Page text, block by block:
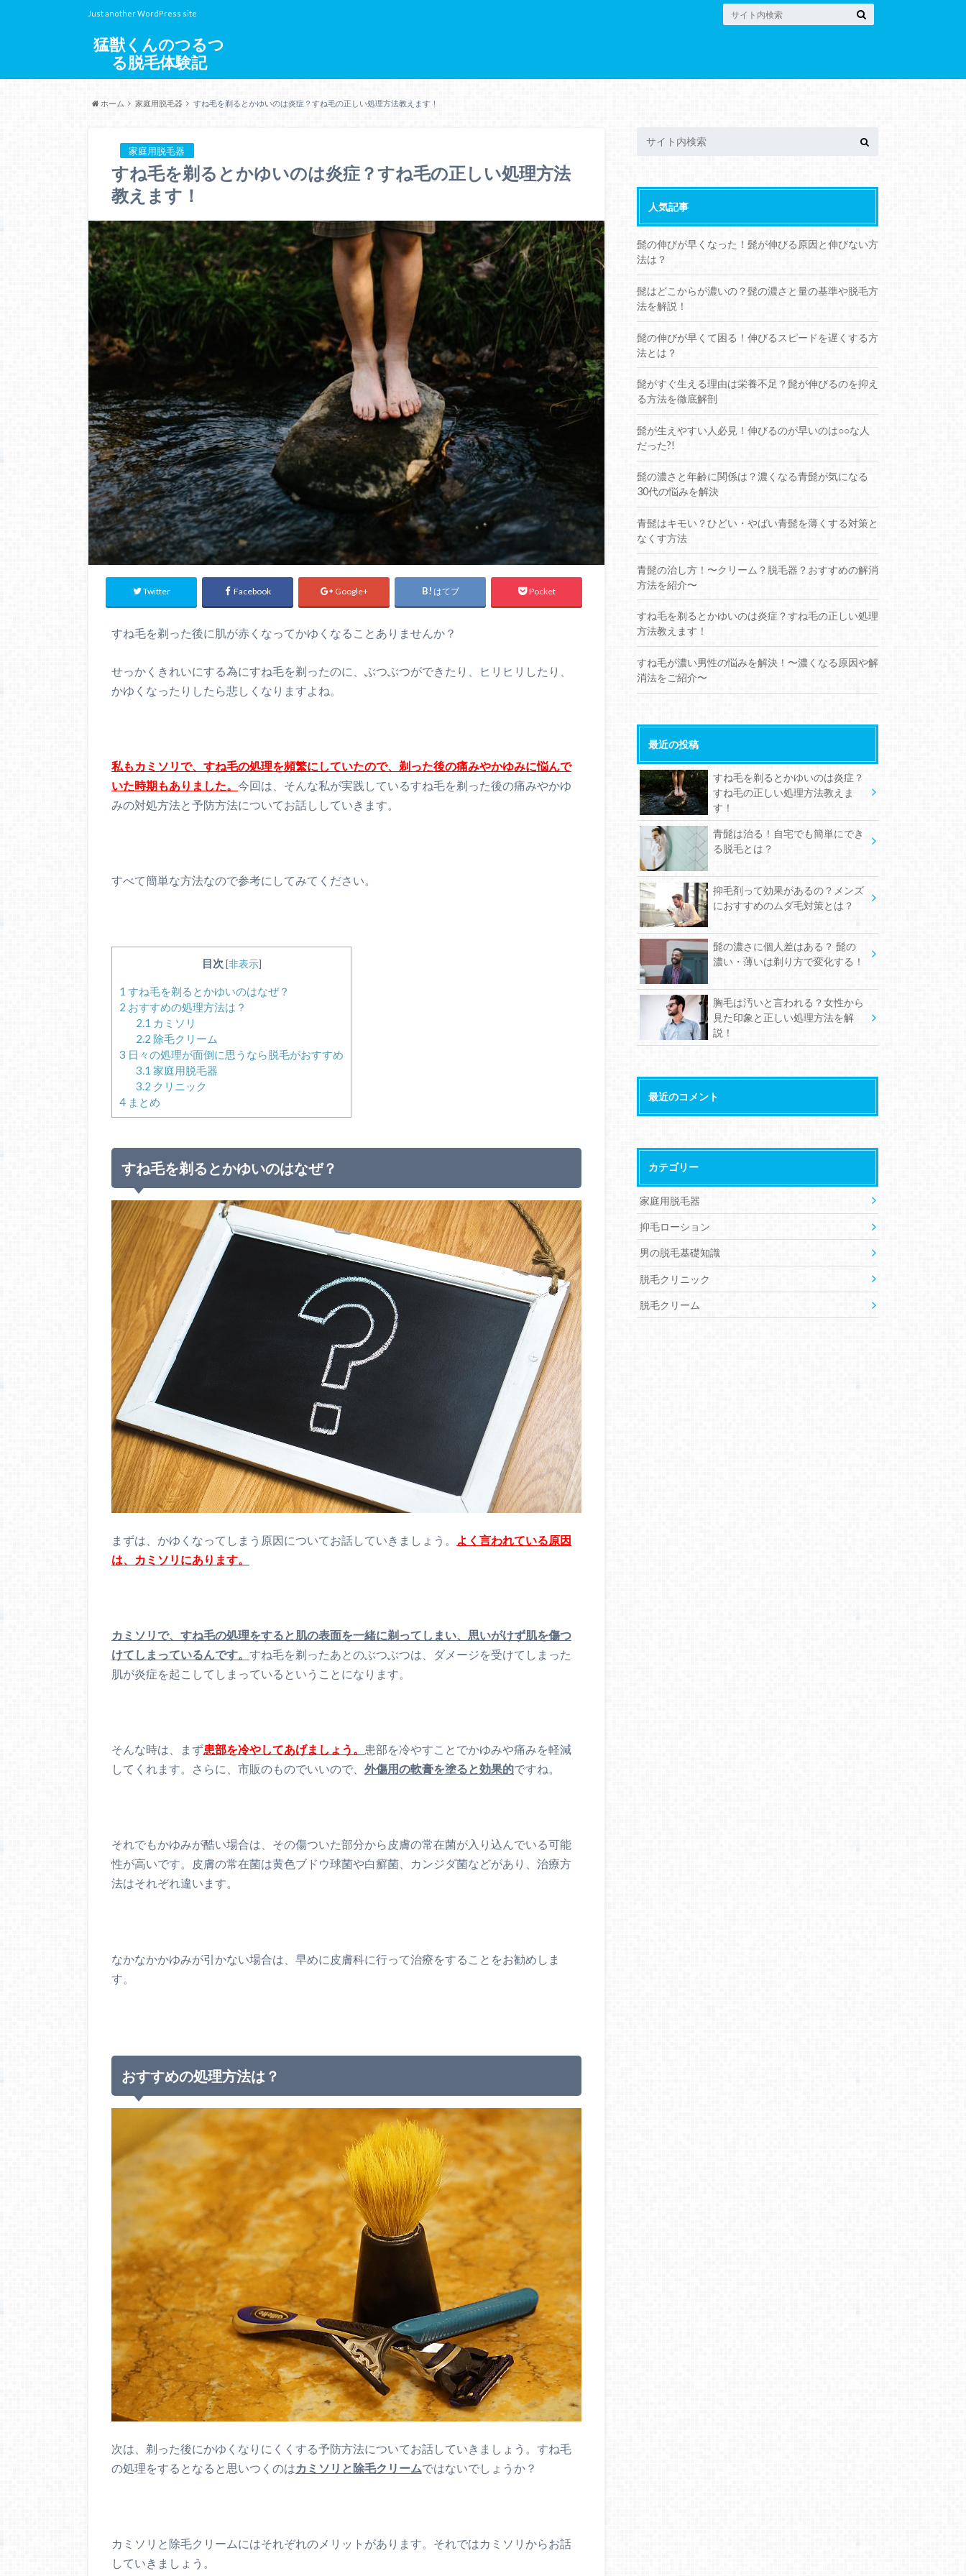
猛獣くんのつるつ
る脱毛体験記
Just another WordPress site
ホーム 家庭用脱毛器 すね毛を剃るとかゆいのは炎症？すね毛の正しい処理方法教えます！
家庭用脱毛器
すね毛を剃るとかゆいのは炎症？すね毛の正しい処理方法
教えます！
Twitter Facebook Google+ はてブ Pocket
すね毛を剃った後に肌が赤くなってかゆくなることありませんか？
せっかくきれいにする為にすね毛を剃ったのに、ぶつぶつができたり、ヒリヒリしたり、
かゆくなったりしたら悲しくなりますよね。
私もカミソリで、すね毛の処理を頻繁にしていたので、剃った後の痛みやかゆみに悩んで
いた時期もありました。 今回は、そんな私が実践しているすね毛を剃った後の痛みやかゆ
みの対処方法と予防方法についてお話ししていきます。
すべて簡単な方法なので参考にしてみてください。
目次 [非表示]
1 すね毛を剃るとかゆいのはなぜ？
2 おすすめの処理方法は？
2.1 カミソリ
2.2 除毛クリーム
3 日々の処理が面倒に思うなら脱毛がおすすめ
3.1 家庭用脱毛器
3.2 クリニック
4 まとめ
すね毛を剃るとかゆいのはなぜ？
まずは、かゆくなってしまう原因についてお話していきましょう。
よく言われている原因
は、カミソリにあります。
カミソリで、すね毛の処理をすると肌の表面を一緒に剃ってしまい、思いがけず肌を傷つ
けてしまっているんです。 すね毛を剃ったあとのぶつぶつは、ダメージを受けてしまった
肌が炎症を起こしてしまっているということになります。
そんな時は、まず患部を冷やしてあげましょう。 患部を冷やすことでかゆみや痛みを軽減
してくれます。さらに、市販のものでいいので、 外傷用の軟膏を塗ると効果的ですね。
それでもかゆみが酷い場合は、その傷ついた部分から皮膚の常在菌が入り込んでいる可能
性が高いです。皮膚の常在菌は黄色ブドウ球菌や白癬菌、カンジダ菌などがあり、治療方
法はそれぞれ違います。
なかなかかゆみが引かない場合は、早めに皮膚科に行って治療をすることをお勧めしま
す。
おすすめの処理方法は？
次は、剃った後にかゆくなりにくくする予防方法についてお話していきましょう。すね毛
の処理をするとなると思いつくのはカミソリと除毛クリームではないでしょうか？
カミソリと除毛クリームにはそれぞれのメリットがあります。それではカミソリからお話
していきましょう。
人気記事
髭の伸びが早くなった！髭が伸びる原因と伸びない方
法は？
髭はどこからが濃いの？髭の濃さと量の基準や脱毛方
法を解説！
髭の伸びが早くて困る！伸びるスピードを遅くする方
法とは？
髭がすぐ生える理由は栄養不足？髭が伸びるのを抑え
る方法を徹底解剖
髭が生えやすい人必見！伸びるのが早いのは○○な人
だった?!
髭の濃さと年齢に関係は？濃くなる青髭が気になる
30代の悩みを解決
青髭はキモい？ひどい・やばい青髭を薄くする対策と
なくす方法
青髭の治し方！〜クリーム？脱毛器？おすすめの解消
方法を紹介〜
すね毛を剃るとかゆいのは炎症？すね毛の正しい処理
方法教えます！
すね毛が濃い男性の悩みを解決！〜濃くなる原因や解
消法をご紹介〜
最近の投稿
すね毛を剃るとかゆいのは炎症？
すね毛の正しい処理方法教えま
す！
青髭は治る！自宅でも簡単にでき
る脱毛とは？
抑毛剤って効果があるの？メンズ
におすすめのムダ毛対策とは？
髭の濃さに個人差はある？ 髭の
濃い・薄いは剃り方で変化する！
胸毛は汚いと言われる？女性から
見た印象と正しい処理方法を解
説！
最近のコメント
カテゴリー
家庭用脱毛器
抑毛ローション
男の脱毛基礎知識
脱毛クリニック
脱毛クリーム